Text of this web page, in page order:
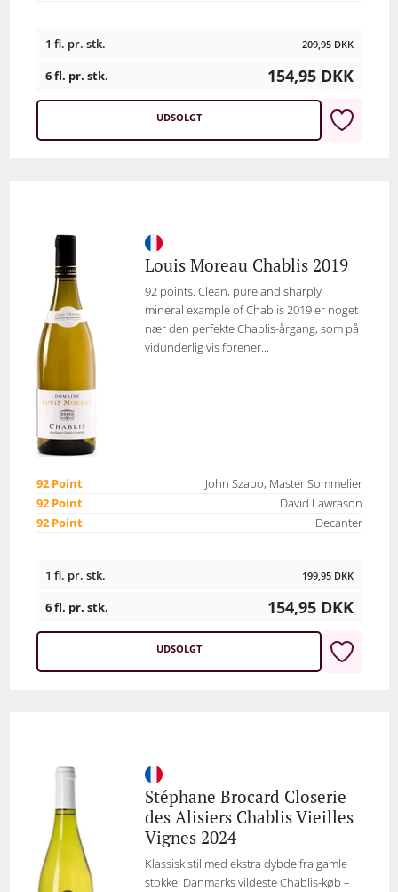
1 fl. pr. stk. 209,95 DKK
6 fl. pr. stk. 154,95 DKK
UDSOLGT
Louis Moreau Chablis 2019
92 points. Clean, pure and sharply
mineral example of Chablis 2019 er noget
nær den perfekte Chablis-årgang, som på
vidunderlig vis forener...
92 Point
John Szabo, Master Sommelier
92 Point
David Lawrason
92 Point
Decanter
1 fl. pr. stk. 199,95 DKK
6 fl. pr. stk. 154,95 DKK
UDSOLGT
Stéphane Brocard Closerie
des Alisiers Chablis Vieilles
Vignes 2024
Klassisk stil med ekstra dybde fra gamle
stokke. Danmarks vildeste Chablis-køb –